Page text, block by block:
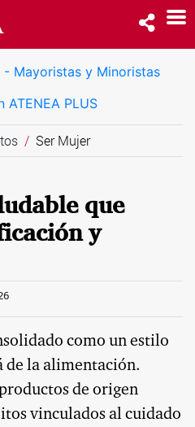
Ser Mujer
que
y
como un estilo
de la alimentación.
de origen
vinculados al cuidado